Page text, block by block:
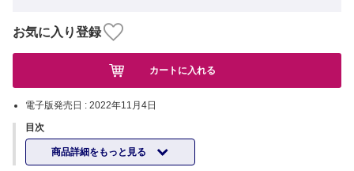
電子版発売日 : 2022年11月4日
目次
商品詳細をもっと見る
お気に入り登録
カートに入れる